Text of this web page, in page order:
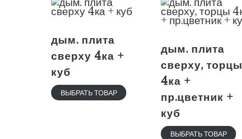
дым. плита
сверху 4ка +
куб
ВЫБРАТЬ ТОВАР
дым. плита
сверху, торцы
4ка +
пр.цветник +
куб
ВЫБРАТЬ ТОВАР